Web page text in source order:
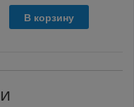
В корзину